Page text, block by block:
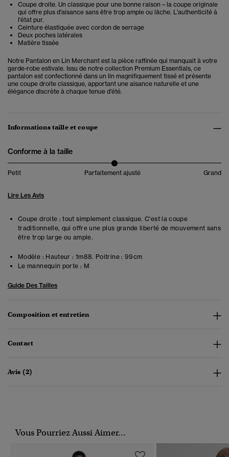
Coupe droite. Un classique pour une bonne raison – la coupe originale
qui offre plus d'aisance sans être trop ample ou lâche. L'authenticité à
l'état pur.
Ceinture élastiquée avec cordon de serrage
Deux poches latérales
Matière tissée
Notre Pantalon en Lin Merchant est la pièce raffinée qui manquait à votre
garde-robe estivale. Issu de notre collection Premium Essentials, ce
pantalon est confectionné dans un lin magnifiquement tissé et présente
une coupe droite classique, apportant une aisance naturelle et une
élégance discrète à chaque tenue d'été.
Informations taille et coupe
Conforme à la taille
Petit Parfaitement ajusté Grand
Lire Les Avis
Coupe droite : tout simplement classique. C'est la coupe
traditionnelle, qui offre une plus grande liberté de mouvement sans
être trop large ou ample.
Modèle : Hauteur : 1m88. Poitrine : 99cm
Le mannequin porte : M
Guide Des Tailles
Composition et entretien
Contact
Avis (2)
Vous Pourriez Aussi Aimer...